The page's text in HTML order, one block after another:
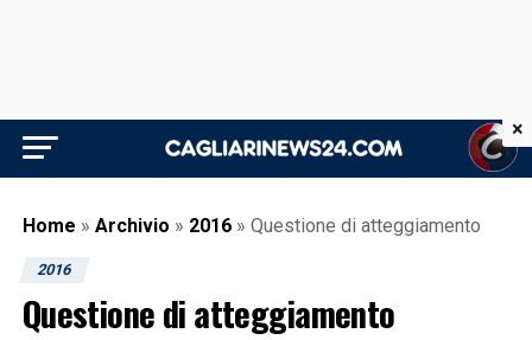
Home » Archivio » 2016 » Questione di atteggiamento
2016
Questione di atteggiamento
×